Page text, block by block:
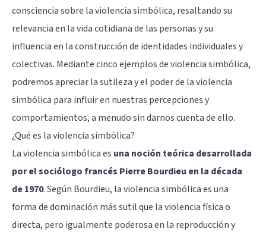
consciencia sobre la violencia simbólica, resaltando su
relevancia en la vida cotidiana de las personas y su
influencia en la construcción de identidades individuales y
colectivas. Mediante cinco ejemplos de violencia simbólica,
podremos apreciar la sutileza y el poder de la violencia
simbólica para influir en nuestras percepciones y
comportamientos, a menudo sin darnos cuenta de ello.
¿Qué es la violencia simbólica?
La violencia simbólica es una noción teórica desarrollada
por el sociólogo francés Pierre Bourdieu en la década
de 1970. Según Bourdieu, la violencia simbólica es una
forma de dominación más sutil que la violencia física o
directa, pero igualmente poderosa en la reproducción y